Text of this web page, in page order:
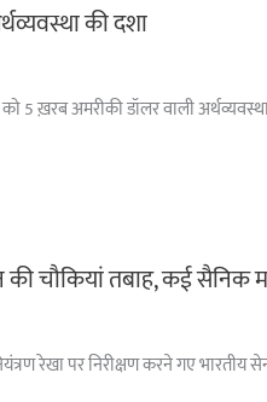
की दशा
को 5 ख़रब अमरीकी डॉलर वाली
की चौकियां तबाह, कई सैनिक
रेखा पर निरीक्षण करने गए भारतीय